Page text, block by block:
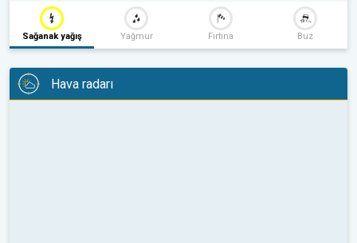
Sağanak yağış Yağmur Fırtına Buz
Hava radarı